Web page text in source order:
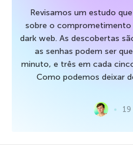
Revisamos um estudo
sobre o comprometimento
dark web. As descobertas
as senhas podem ser
minuto, e três em cada
Como podemos deixar
19